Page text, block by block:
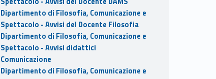
Dipartimento di Filosofia, Comunicazione e
Spettacolo - Avvisi del Docente Filosofia
Dipartimento di Filosofia, Comunicazione e
Spettacolo - Avvisi didattici
Comunicazione
Dipartimento di Filosofia, Comunicazione e